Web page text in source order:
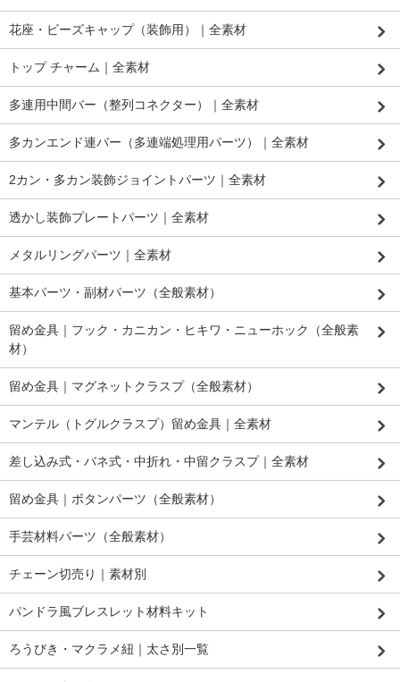
花座・ビーズキャップ（装飾用）｜全素材
トップ チャーム｜全素材
多連用中間バー（整列コネクター）｜全素材
多カンエンド連バー（多連端処理用パーツ）｜全素材
2カン・多カン装飾ジョイントパーツ｜全素材
透かし装飾プレートパーツ｜全素材
メタルリングパーツ｜全素材
基本パーツ・副材パーツ（全般素材）
留め金具｜フック・カニカン・ヒキワ・ニューホック（全般素
材）
留め金具｜マグネットクラスプ（全般素材）
マンテル（トグルクラスプ）留め金具｜全素材
差し込み式・バネ式・中折れ・中留クラスプ｜全素材
留め金具｜ボタンパーツ（全般素材）
手芸材料パーツ（全般素材）
チェーン切売り｜素材別
パンドラ風ブレスレット材料キット
ろうびき・マクラメ紐｜太さ別一覧